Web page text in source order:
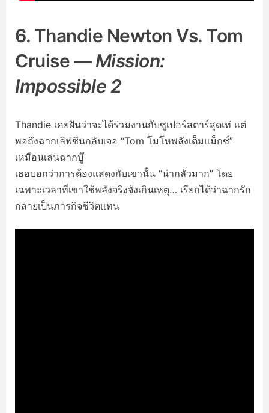
6. Thandie Newton Vs. Tom
Cruise —Mission:
Impossible 2
Thandie เคยฝันว่าจะได้ร่วมงานกับซูเปอร์สตาร์สุดเท่ แต่
พอถึงฉากเลิฟซีนกลับเจอ “Tom โมโหพลังเต็มแม็กซ์”
เหมือนเล่นฉากบู๊
เธอบอกว่าการต้องแสดงกับเขานั้น “น่ากลัวมาก” โดย
เฉพาะเวลาที่เขาใช้พลังจริงจังเกินเหตุ… เรียกได้ว่าฉากรัก
กลายเป็นภารกิจชีวิตแทน